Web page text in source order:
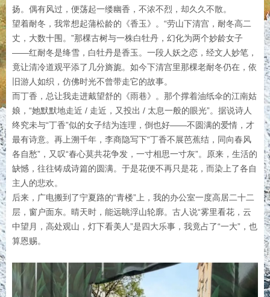
扬。偶有风过，便荡起一缕幽香，不浓不烈，却久久不散。
望着耐冬，我常想起蒲松龄的《香玉》。“劳山下清宫，耐冬高二
丈，大数十围。”那棵古树与一株白牡丹，幻化为两个妙龄女子
——红耐冬是绛雪，白牡丹是香玉。一段人妖之恋，经文人妙笔，
竟让清冷道观平添了几分旖旎。如今下清宫里那棵老耐冬仍在，依
旧游人如织，仿佛时光不曾带走它的故事。
而丁香，总让我走进戴望舒的《雨巷》。那个撑着油纸伞的江南姑
娘，“她默默地走近 / 走近，又投出 / 太息一般的眼光”。据说诗人
终究未与“丁香”似的女子结为连理，倒也好——不圆满的爱情，才
最有诗意。再上溯千年，李商隐写下“丁香不展芭蕉结，同向春风
各自愁”，又叹“春心莫共花争发，一寸相思一寸灰”。原来，生活的
缺憾，往往铸成诗篇的圆满。于是花便不再只是花，而染上了各自
主人的悲欢。
后来，广电搬到了宁夏路的“青楼”上，我的办公室一度高居二十二
层，窗户面东。晴天时，能远眺浮山轮廓。古人说“雾里看花，云
中望月，高处观山，灯下看美人”是四大乐事，我竟占了“一大”，也
算恩赐。